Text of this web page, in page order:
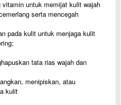
vitamin untuk memijat kulit wajah
serta mencegah
pada kulit untuk menjaga kulit
tata rias wajah dan
menipiskan, atau
kulit